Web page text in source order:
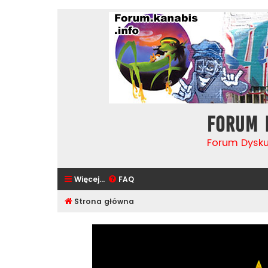
Forum
Forum
Więcej… FAQ
Strona główna